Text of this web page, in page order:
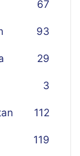
67
93
29
3
112
119